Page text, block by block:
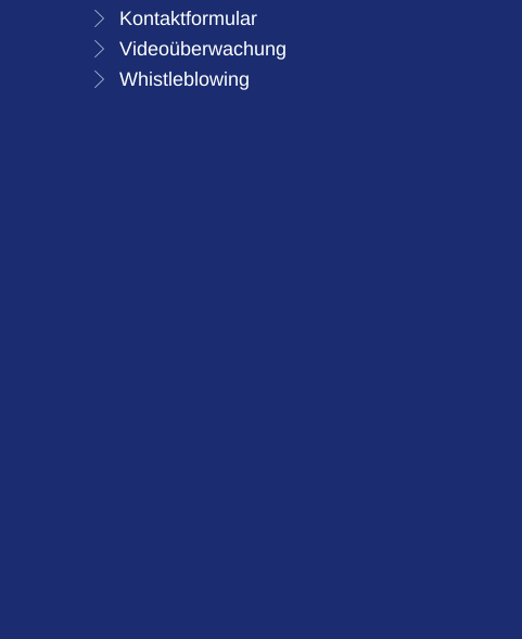
Kontaktformular
Videoüberwachung
Whistleblowing